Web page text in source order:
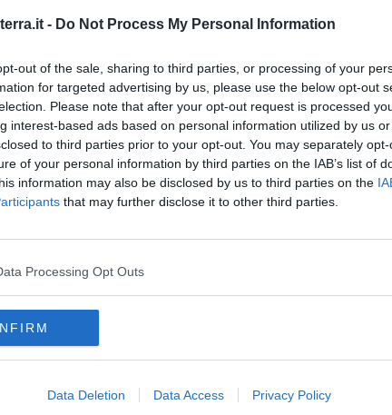
- Do Not Process My Personal Information
out of the sale, sharing to third parties, or processing of your
for targeted advertising by us, please use the below opt-out
Please note that after your opt-out request is processed
interest-based ads based on personal information utilized by us
to third parties prior to your opt-out. You may separately
of your personal information by third parties on the IAB’s list of
information may also be disclosed by us to third parties on the
that may further disclose it to other third parties.
Processing Opt Outs
Data Deletion Data Access Privacy Policy
ottobre
J63
che fa bene alla salute
della Birra di Mare
toscane
di proprietà
la birra
di Opperbacco
Di Rado